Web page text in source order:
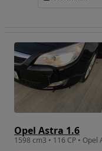
Opel Astra 1.6
1598 cm3 • 116 CP • Opel